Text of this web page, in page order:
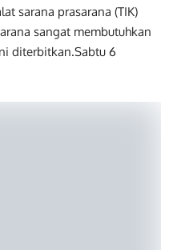
sarana prasarana (TIK)
sangat membutuhkan
diterbitkan.Sabtu 6